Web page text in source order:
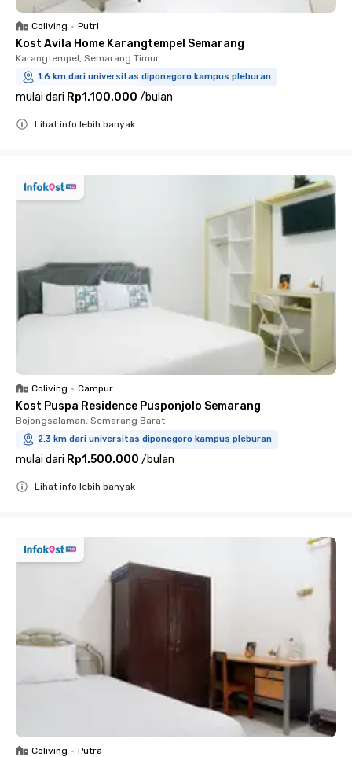
Coliving • Putri
Kost Avila Home Karangtempel Semarang
Karangtempel, Semarang Timur
1.6 km dari universitas diponegoro kampus pleburan
mulai dari Rp1.100.000 /bulan
Lihat info lebih banyak
Coliving • Campur
Kost Puspa Residence Pusponjolo Semarang
Bojongsalaman, Semarang Barat
2.3 km dari universitas diponegoro kampus pleburan
mulai dari Rp1.500.000 /bulan
Lihat info lebih banyak
Coliving • Putra